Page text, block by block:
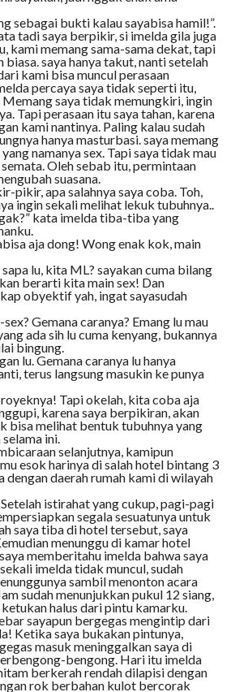
sebagai bukti kalau sayabisa hamil!”.
tadi saya berpikir, si imelda gila juga
kami memang sama-sama dekat, tapi
biasa. saya hanya takut, nanti setelah
kami bisa muncul perasaan
percaya saya tidak seperti itu,
Memang saya tidak memungkiri, ingin
Tapi perasaan itu saya tahan, karena
kami nantinya. Paling kalau sudah
hanya masturbasi. saya memang
namanya sex. Tapi saya tidak mau
Oleh sebab itu, permintaan
suasana.
pikir, apa salahnya saya coba. Toh,
ingin sekali melihat lekuk tubuhnya..
kata imelda tiba-tiba yang
aja dong! Wong enak kok, main
lu, kita ML? sayakan cuma bilang
berarti kita main sex! Dan
obyektif yah, ingat sayasudah
Gemana caranya? Emang lu mau
ada sih lu cuma kenyang, bukannya
bingung.
lu. Gemana caranya lu hanya
terus langsung masukin ke punya
Tapi okelah, kita coba aja
karena saya berpikiran, akan
bisa melihat bentuk tubuhnya yang
ini.
selanjutnya, kamipun
esok harinya di salah hotel bintang 3
dengan daerah rumah kami di wilayah
istirahat yang cukup, pagi-pagi
segala sesuatunya untuk
saya tiba di hotel tersebut, saya
menunggu di kamar hotel
memberitahu imelda bahwa saya
imelda tidak muncul, sudah
sambil menonton acara
sudah menunjukkan pukul 12 siang,
halus dari pintu kamarku.
sayapun bergegas mengintip dari
Ketika saya bukakan pintunya,
masuk meninggalkan saya di
bengong. Hari itu imelda
berkerah rendah dilapisi dengan
rok berbahan kulot bercorak